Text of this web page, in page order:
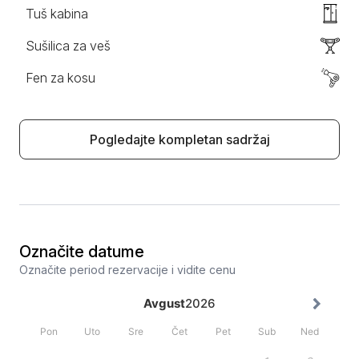
Tuš kabina
Sušilica za veš
Fen za kosu
Pogledajte kompletan sadržaj
Označite datume
Označite period rezervacije i vidite cenu